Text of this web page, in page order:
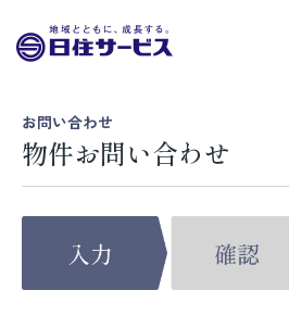
お問い合わせ
物件お問い合わせ